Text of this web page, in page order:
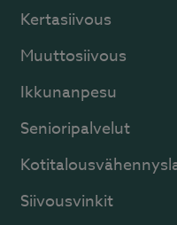
Kertasiivous
Muuttosiivous
Ikkunanpesu
Senioripalvelut
Siivousvinkit